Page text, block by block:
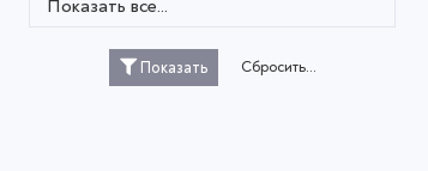
Показать все...
Показать Сбросить...